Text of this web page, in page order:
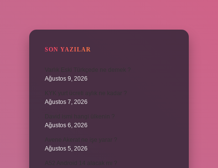
SON YAZILAR
Ağustos 9, 2026
Ağustos 7, 2026
Ağustos 6, 2026
Ağustos 5, 2026